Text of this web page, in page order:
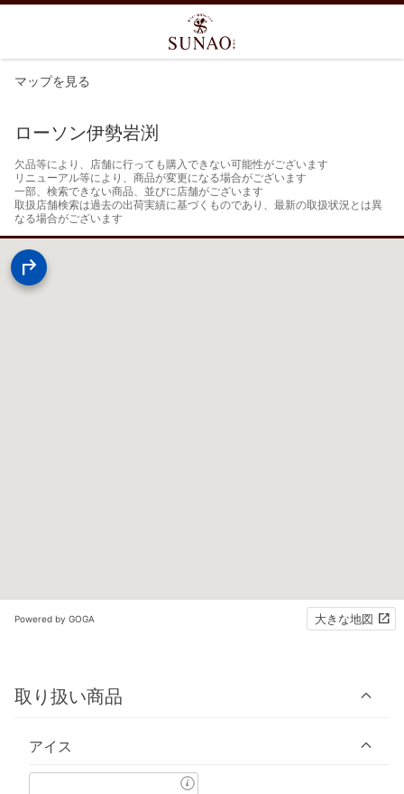
マップを見る
ローソン伊勢岩渕
欠品等により、店舗に行っても購入できない可能性がございます
リニューアル等により、商品が変更になる場合がございます
一部、検索できない商品、並びに店舗がございます
取扱店舗検索は過去の出荷実績に基づくものであり、最新の取扱状況とは異
なる場合がございます
Powered by GOGA 大きな地図
取り扱い商品
アイス